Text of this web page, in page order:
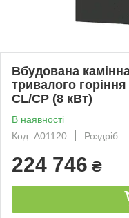
Вбудована
тривалого
CL/CP (8 кВт)
В наявності
Код: А01120
Роздріб
224 746 ₴